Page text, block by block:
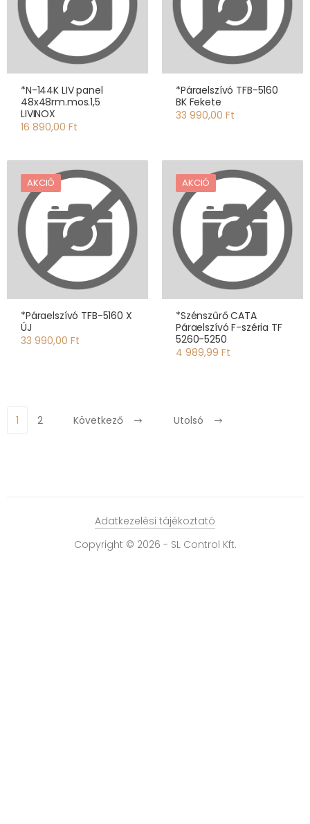
*N-144K LIV panel
48x48rm.mos.1,5
LIVINOX
16 890,00 Ft
*Páraelszívó TFB-5160
BK Fekete
33 990,00 Ft
AKCIÓ
*Páraelszívó TFB-5160 X
ÚJ
33 990,00 Ft
AKCIÓ
*Szénszűrő CATA
Páraelszívó F-széria TF
5260-5250
4 989,99 Ft
1 2 Következő Utolsó
Copyright © 2026 - SL Control Kft.
Adatkezelési tájékoztató